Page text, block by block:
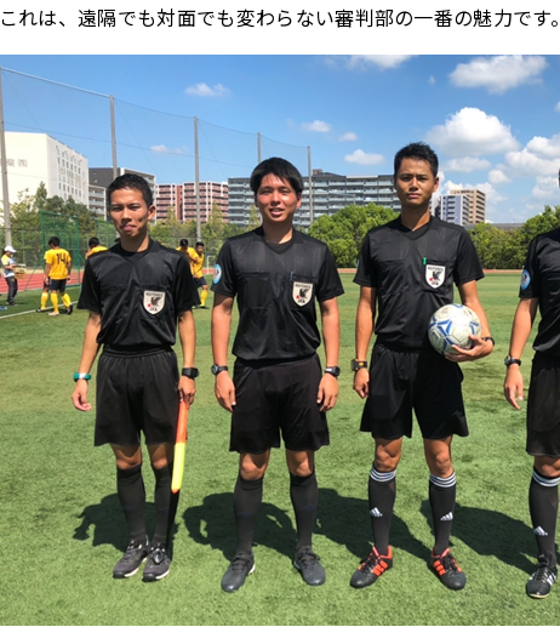
これは、遠隔でも対面でも変わらない審判部の一番の魅力です。